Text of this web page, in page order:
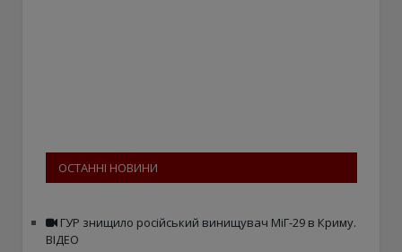
ОСТАННІ НОВИНИ
ГУР знищило російський винищувач МіГ-29 в Криму.
ВІДЕО